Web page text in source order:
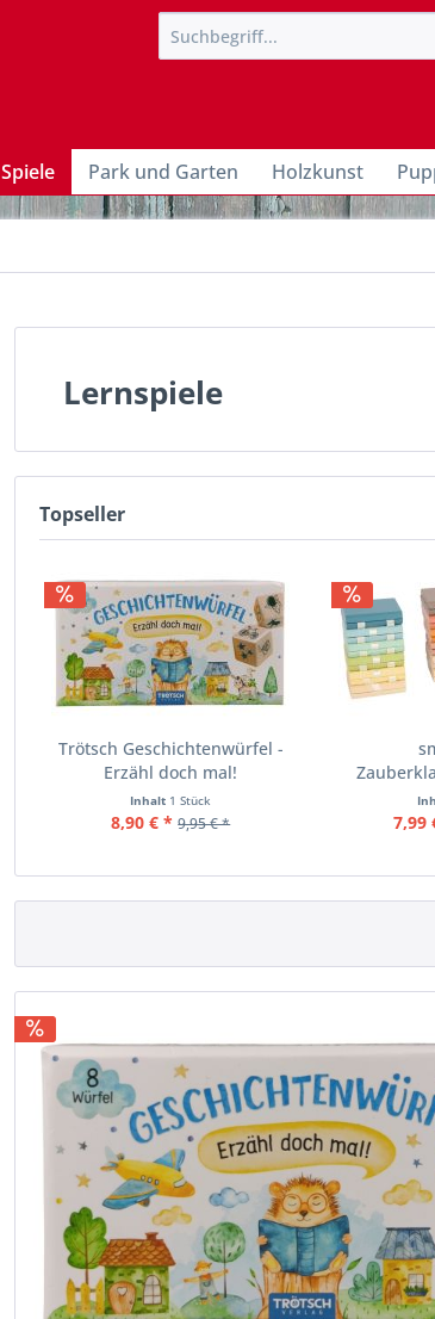
Spiele Park und Garten Holzkunst
Lernspiele
Topseller
Trötsch Geschichtenwürfel -
Erzähl doch mal!
Inhalt 1 Stück
8,90 € * 9,95 € * 7,99